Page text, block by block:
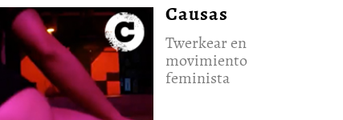
Causas
Twerkear en
movimiento
feminista